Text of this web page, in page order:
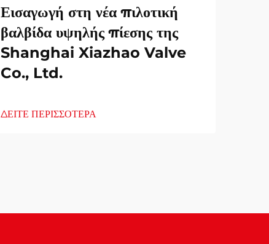
Εισαγωγή στη νέα πιλοτική
βαλβίδα υψηλής πίεσης της
Shanghai Xiazhao Valve
Co., Ltd.
ΔΕΙΤΕ ΠΕΡΙΣΣΟΤΕΡΑ